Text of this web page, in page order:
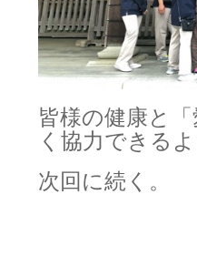
皆様の健康と
く協力できる
次回に続く。